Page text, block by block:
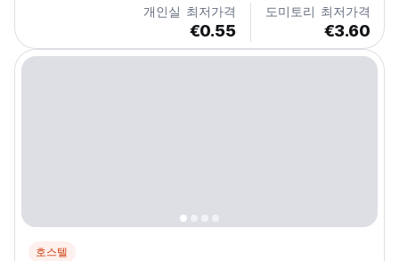
개인실 최저가격
€0.55
도미토리 최저가격
€3.60
호스텔